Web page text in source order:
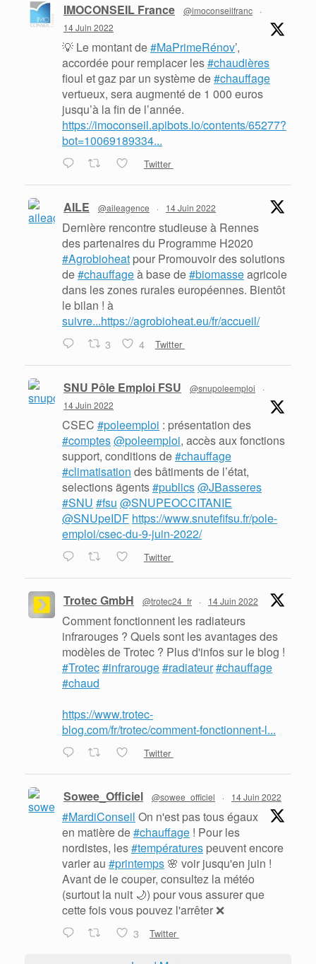
IMOCONSEIL France @imoconseilfranc
·
14 Juin 2022
💡 Le montant de#MaPrimeRénov’,
accordée pour remplacer les#chaudières
fioul et gaz par un système de#chauffage
vertueux, sera augmenté de 1 000 euros
jusqu’à la fin de l’année.
https://imoconseil.apibots.io/contents/65277?
bot=10069189334...
Twitter
AILE @aileagence · 14 Juin 2022
Dernière rencontre studieuse à Rennes
des partenaires du Programme H2020
#Agrobioheat pour Promouvoir des solutions
de#chauffageà base de#biomasseagricole
dans les zones rurales européennes. Bientôt
le bilan ! à
suivre...https://agrobioheat.eu/fr/accueil/
3 4 Twitter
SNU Pôle Emploi FSU @snupoleemploi
·
14 Juin 2022
CSEC #poleemploi : présentation des
#comptes@poleemploi, accès aux fonctions
support, conditions de#chauffage
#climatisation des bâtiments de l’état,
selections ãgents#publics@JBasseres
#SNU #fsu @SNUPEOCCITANIE
@SNUpeIDF https://www.snutefifsu.fr/pole-
emploi/csec-du-9-juin-2022/
Twitter
Trotec GmbH @trotec24_fr · 14 Juin 2022
Comment fonctionnent les radiateurs
infrarouges ? Quels sont les avantages des
modèles de Trotec ? Plus d'infos sur le blog !
#Trotec#infrarouge#radiateur#chauffage
#chaud
https://www.trotec-
blog.com/fr/trotec/comment-fonctionnent-l...
Twitter
Sowee_Officiel @sowee_officiel · 14 Juin 2022
#MardiConseil On n'est pas tous égaux
en matière de#chauffage ! Pour les
nordistes, les#températures peuvent encore
varier au #printemps 🌸 voir jusqu'en juin !
Avant de le couper, consultez la météo
(surtout la nuit 🌙) pour vous assurer que
cette fois vous pouvez l'arrêter ❌
3 Twitter